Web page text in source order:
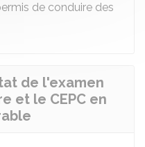
de conduire des
de l'examen
et le CEPC en